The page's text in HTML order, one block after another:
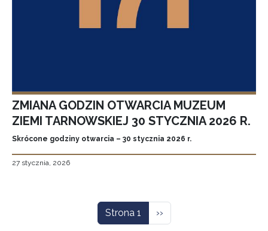
ZMIANA GODZIN OTWARCIA MUZEUM
ZIEMI TARNOWSKIEJ 30 STYCZNIA 2026 R.
Skrócone godziny otwarcia – 30 stycznia 2026 r.
27 stycznia, 2026
Strona 1 Następna strona
››